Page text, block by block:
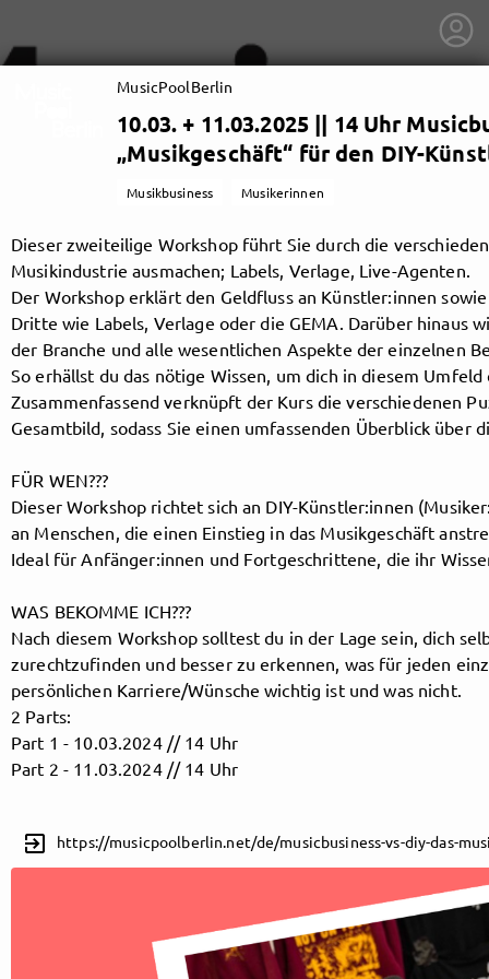
getnext to MusicPoolBerlin
Follow MusicPoolBerlin here!
About Posts Guestbook Shop
MusicPoolBerlin
10.03. + 11.03.2025 || 14 Uhr
„Musikgeschäft“ für den DIY-
Musikbusiness Musikerinnen
Dieser zweiteilige Workshop führt Sie durch die
Musikindustrie ausmachen; Labels, Verlage, Live-Agenten.
Der Workshop erklärt den Geldfluss an Künstler:innen
Dritte wie Labels, Verlage oder die GEMA. Darüber hinaus
der Branche und alle wesentlichen Aspekte der einzelnen
So erhällst du das nötige Wissen, um dich in diesem
Zusammenfassend verknüpft der Kurs die verschiedenen
Gesamtbild, sodass Sie einen umfassenden Überblick über
FÜR WEN???
Dieser Workshop richtet sich an DIY-Künstler:innen
an Menschen, die einen Einstieg in das Musikgeschäft
Ideal für Anfänger:innen und Fortgeschrittene, die ihr
WAS BEKOMME ICH???
Nach diesem Workshop solltest du in der Lage sein, dich
zurechtzufinden und besser zu erkennen, was für jeden
persönlichen Karriere/Wünsche wichtig ist und was nicht.
2 Parts:
Part 1 - 10.03.2024 // 14 Uhr
Part 2 - 11.03.2024 // 14 Uhr
exit_to_app https://musicpoolberlin.net/de/musicbusiness-vs-diy-das-
MusicPoolBerlin, and
immediately
get access to all exclusive posts.